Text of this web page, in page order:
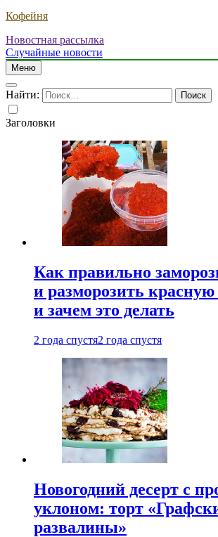
Кофейня
Новостная рассылка
Случайные новости
Меню
Найти:
Заголовки
Как правильно
и разморозить
и зачем это делать
2 года спустя2 года спустя
Новогодний десерт с
уклоном: торт
развалины»